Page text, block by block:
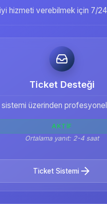
hizmeti verebilmek için 7/24
Ticket Desteği
üzerinden profesyonel
AKTIF
Ortalama yanıt: 2-4 saat
Ticket Sistemi